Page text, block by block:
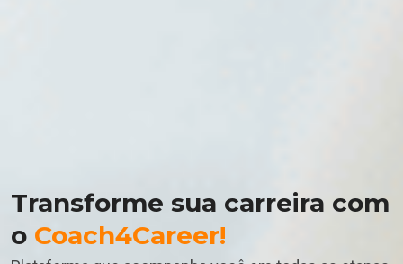
Transforme sua carreira com
o Coach4Career!